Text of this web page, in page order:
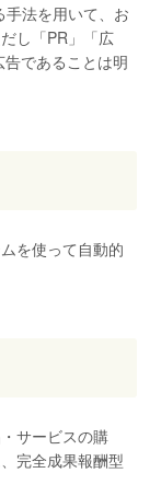
法を用いて、お
し「PR」「広
であることは明
を使って自動的
サービスの購
完全成果報酬型